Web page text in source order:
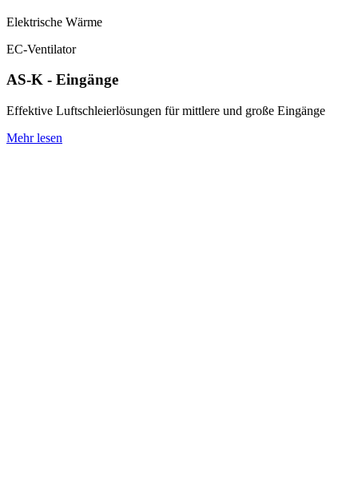
Elektrische Wärme
EC-Ventilator
AS-K - Eingänge
Effektive Luftschleierlösungen für mittlere und große Eingänge
Mehr lesen